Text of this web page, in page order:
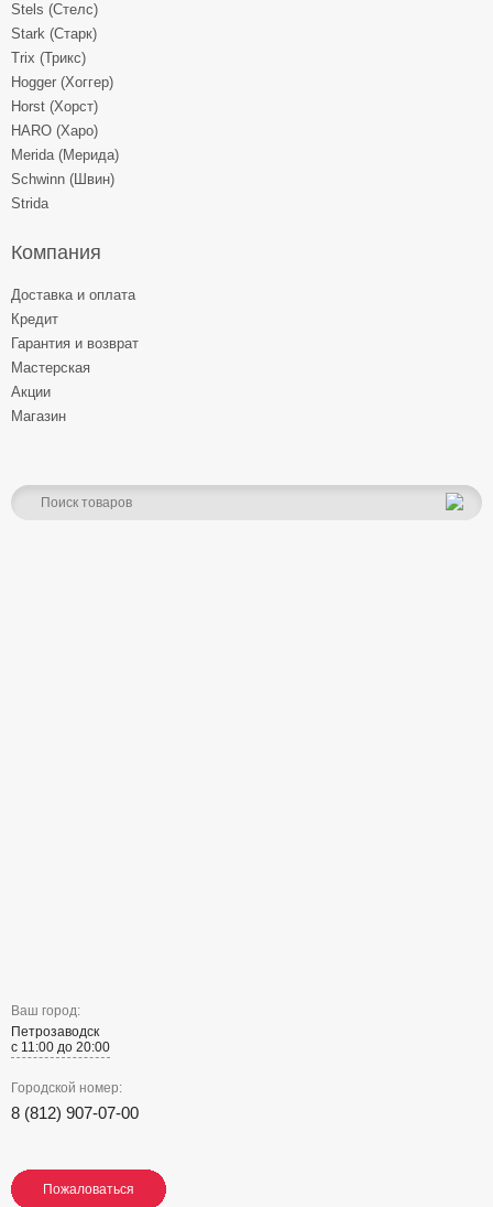
Stels (Стелс)
Stark (Старк)
Trix (Трикс)
Hogger (Хоггер)
Horst (Хорст)
HARO (Харо)
Merida (Мерида)
Schwinn (Швин)
Strida
Компания
Доставка и оплата
Кредит
Гарантия и возврат
Мастерская
Акции
Магазин
Ваш город:
Петрозаводск
с 11:00 до 20:00
Городской номер:
8 (812) 907-07-00
Пожаловаться
Пожаловаться
Пожаловаться